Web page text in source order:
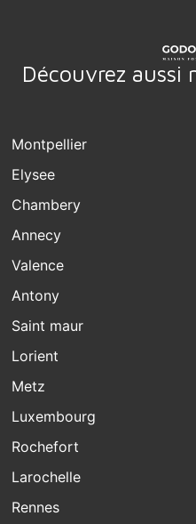
Découvrez aussi
Montpellier
Elysee
Chambery
Annecy
Valence
Antony
Saint maur
Lorient
Metz
Luxembourg
Rochefort
Larochelle
Rennes